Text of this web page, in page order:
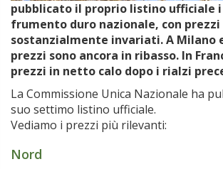
pubblicato il proprio listino ufficiale
frumento duro nazionale, con prezzi
sostanzialmente invariati. A Milano
prezzi sono ancora in ribasso. In
prezzi in netto calo dopo i rialzi
La Commissione Unica Nazionale ha
suo settimo listino ufficiale.
Vediamo i prezzi più rilevanti:
Nord